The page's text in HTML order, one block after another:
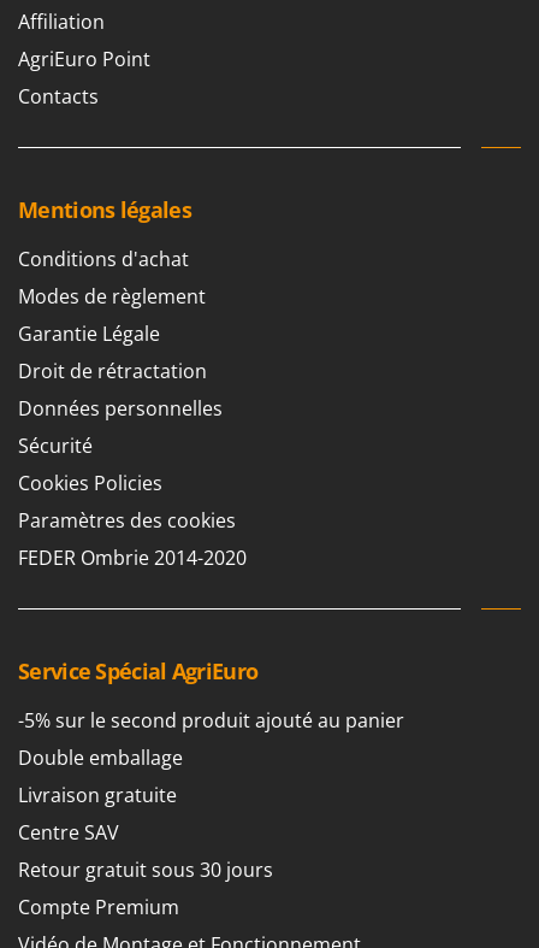
Master
Mastercook
Masterpro
Michelin
Minox
Mockmill
More than chef
MOSA
MOVA
Mowox
MTD
N
New O.M.R.A.
Novatec
NuAir
NuovaFac
O
Officine Savioli
Oliviero
Olix
Affiliation
AgriEuro Point
Contacts
Mentions légales
Conditions d'achat
Modes de règlement
Garantie Légale
Droit de rétractation
Données personnelles
Sécurité
Cookies Policies
Paramètres des cookies
FEDER Ombrie 2014-2020
Service Spécial AgriEuro
-5% sur le second produit ajouté au panier
Double emballage
Livraison gratuite
Centre SAV
Retour gratuit sous 30 jours
Compte Premium